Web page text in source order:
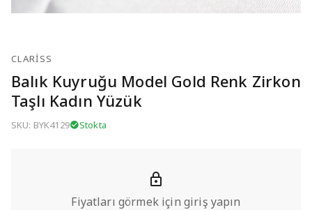
CLARISS
Balık Kuyruğu Model Gold Renk Zirkon
Taşlı Kadın Yüzük
SKU: BYK4129 Stokta
Fiyatları görmek için giriş yapın